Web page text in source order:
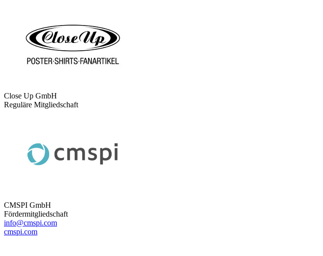
Close Up GmbH
Reguläre Mitgliedschaft
CMSPI GmbH
Fördermitgliedschaft
info@cmspi.com
cmspi.com